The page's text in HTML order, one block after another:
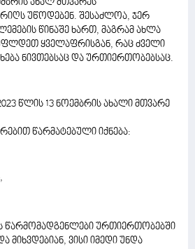
ახალ მთვარეს
უწოდებენ. შესაძლოა, ჯერ
წინაშე ხართ, მაგრამ ახლა
ყველაფრისგან, რაც ძველი
ნივთებსაც და ურთიერთობებსაც.
წლის 13 ნოემბრის ახალი მთვარე
წარმატებული იქნება:
წარმომადგენლები ურთიერთობებში
მიხვდებიან, ვისი იმედი უნდა